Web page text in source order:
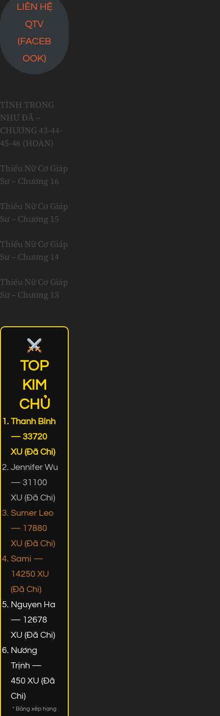
LIÊN HỆ
QTV
(FACEB
OOK)
TÌNH TRONG
NHƯ ĐÃ –
CHƯƠNG 43-44-
45-46 (HOÀN)
Thiếu Nữ Cơ Giáp
Sư – Chương 16
Thiếu Nữ Cơ Giáp
Sư – Chương 15
Thiếu Nữ Cơ Giáp
Sư – Chương 14
Thiếu Nữ Cơ Giáp
Sư – Chương 13
TOP
KIM
CHỦ
Thanh Bình
— 33720
XU (Đã Chi)
Jennifer Wu
— 31100
XU (Đã Chi)
Sumer Leo
— 17880
XU (Đã Chi)
Sami —
14250 XU
(Đã Chi)
Nguyen Ha
— 12678
XU (Đã Chi)
Nương
Trịnh —
450 XU (Đã
Chi)
* Bảng xếp hạng